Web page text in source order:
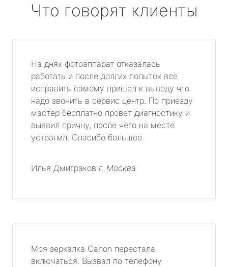
Что говорят клиенты
На днях фотоаппарат отказалась
работать и после долгих попыток все
исправить самому пришел к выводу что
надо звонить в сервис центр. По приезду
мастер бесплатно провет диагностику и
выявил причну, после чего на месте
устранил. Спасибо большое.
Илья Дмитраков г. Москва
Моя зеркалка Canon перестала
включаться. Вызвал по телефону